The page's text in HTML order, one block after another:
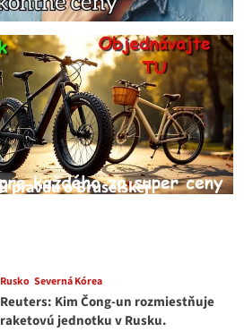
pravdu o Bruselskej
Rusko Severná Kórea
Reuters: Kim Čong-un rozmiestňuje
raketovú jednotku v Rusku.